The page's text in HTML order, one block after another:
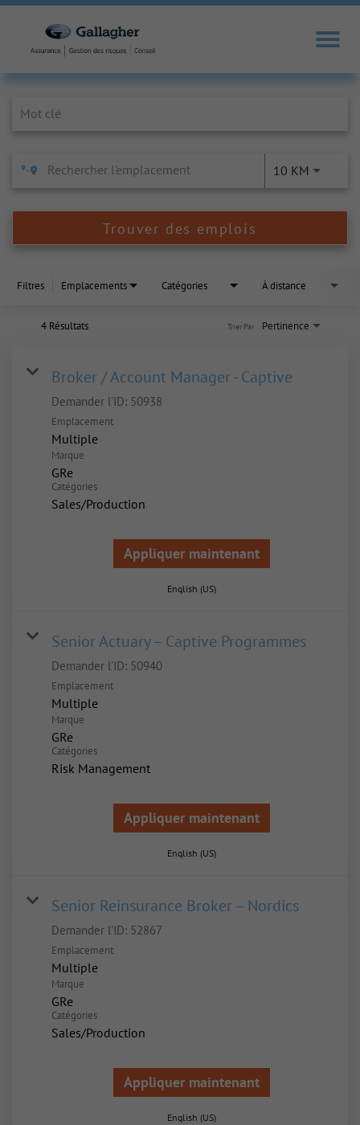
10 KM
Trouver des emplois
Filtres Emplacements Catégories À distance
4 Résultats Pertinence
Trier Par
Broker / Account Manager - Captive
Demander l'ID: 50938
Emplacement
Multiple
Marque
GRe
Catégories
Sales/Production
Appliquer maintenant
English (US)
Senior Actuary – Captive Programmes
Demander l'ID: 50940
Emplacement
Multiple
Marque
GRe
Catégories
Risk Management
Appliquer maintenant
English (US)
Senior Reinsurance Broker – Nordics
Demander l'ID: 52867
Emplacement
Multiple
Marque
GRe
Catégories
Sales/Production
Appliquer maintenant
English (US)